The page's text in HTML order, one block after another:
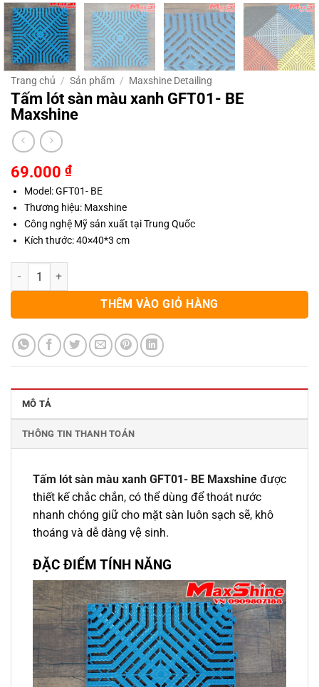
Trang chủ / Sản phẩm / Maxshine Detailing
Tấm lót sàn màu xanh GFT01- BE
Maxshine
69.000 ₫
Model: GFT01- BE
Thương hiệu: Maxshine
Công nghệ Mỹ sản xuất tại Trung Quốc
Kích thước:40×40*3 cm
Tấm lót sàn màu xanh GFT01- BE Maxshine số lượng
THÊM VÀO GIỎ HÀNG
MÔ TẢ
THÔNG TIN THANH TOÁN
Tấm lót sàn màu xanh GFT01- BE Maxshine được
thiết kế chắc chắn, có thể dùng để thoát nước
nhanh chóng giữ cho mặt sàn luôn sạch sẽ, khô
thoáng và dễ dàng vệ sinh.
ĐẶC ĐIỂM TÍNH NĂNG